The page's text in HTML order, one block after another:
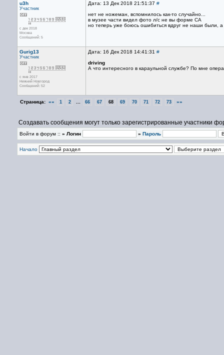
u3h
Участник
с дек 2018
Москва
Сообщений: 5
Дата: 13 Дек 2018 21:51:37 #
нет не ножеман, вспомнилось как-то случайно...
в музее части видел фото л/с не вы форме СА
но теперь уже боюсь ошибиться вдруг не наши были,
Gurig13
Участник
с янв 2017
Нижний Новгород
Сообщений: 52
Дата: 16 Дек 2018 14:41:31 #
driving
А что интересного в караульной службе? По мне
Страница: «« 1 2 66 67 68 69 70 71 72 73 »»
Создавать сообщения могут только зарегистрированные участники
Войти в форум :: » Логин » Пароль
Начало